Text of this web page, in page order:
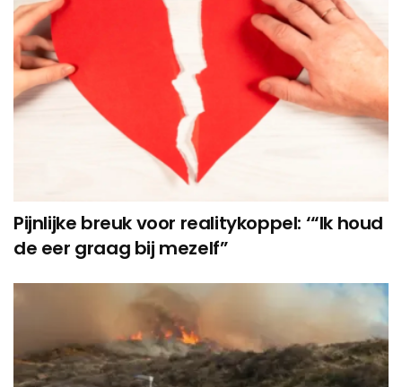
Pijnlijke breuk voor realitykoppel: ‘“Ik houd
de eer graag bij mezelf”